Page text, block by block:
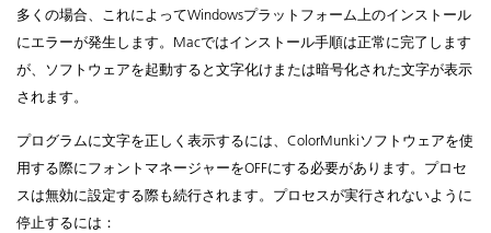
多くの場合、これによってWindowsプラットフォーム上のインストール
にエラーが発生します。Macではインストール手順は正常に完了します
が、ソフトウェアを起動すると文字化けまたは暗号化された文字が表示
されます。
プログラムに文字を正しく表示するには、ColorMunkiソフトウェアを使
用する際にフォントマネージャーをOFFにする必要があります。プロセ
スは無効に設定する際も続行されます。プロセスが実行されないように
停止するには：